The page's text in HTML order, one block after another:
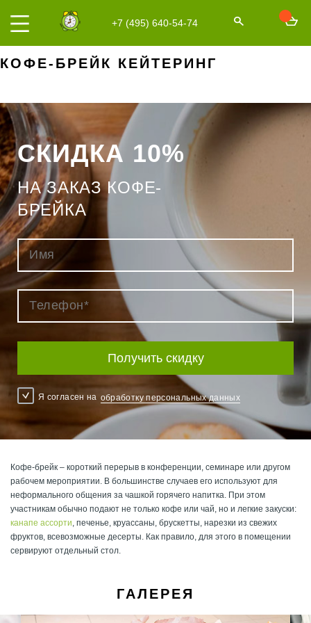
+7 (495) 640-54-74
КОФЕ-БРЕЙК КЕЙТЕРИНГ
СКИДКА 10%
НА ЗАКАЗ КОФЕ-
БРЕЙКА
Получить скидку
Я согласен на обработку персональных данных
Кофе-брейк – короткий перерыв в конференции, семинаре или другом
рабочем мероприятии. В большинстве случаев его используют для
неформального общения за чашкой горячего напитка. При этом
участникам обычно подают не только кофе или чай, но и легкие закуски:
канапе ассорти , печенье, круассаны, брускетты, нарезки из свежих
фруктов, всевозможные десерты. Как правило, для этого в помещении
сервируют отдельный стол.
ГАЛЕРЕЯ